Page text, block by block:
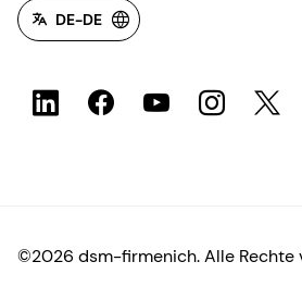
DE-DE
©2026 dsm-firmenich. Alle Rechte